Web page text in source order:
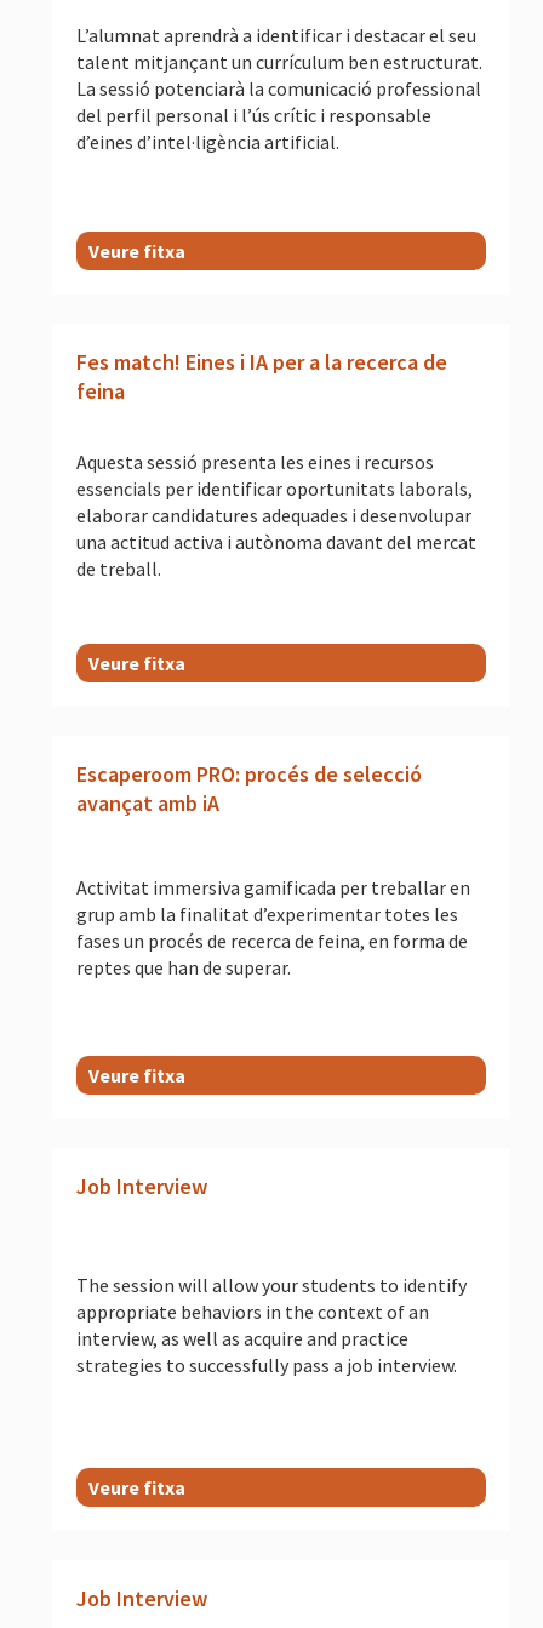
L’alumnat aprendrà a identificar i destacar el seu
talent mitjançant un currículum ben estructurat.
La sessió potenciarà la comunicació professional
del perfil personal i l’ús crític i responsable
d’eines d’intel·ligència artificial.
Veure fitxa
Fes match! Eines i IA per a la recerca de
feina
Aquesta sessió presenta les eines i recursos
essencials per identificar oportunitats laborals,
elaborar candidatures adequades i desenvolupar
una actitud activa i autònoma davant del mercat
de treball.
Veure fitxa
Escaperoom PRO: procés de selecció
avançat amb iA
Activitat immersiva gamificada per treballar en
grup amb la finalitat d’experimentar totes les
fases un procés de recerca de feina, en forma de
reptes que han de superar.
Veure fitxa
Job Interview
The session will allow your students to identify
appropriate behaviors in the context of an
interview, as well as acquire and practice
strategies to successfully pass a job interview.
Veure fitxa
Job Interview